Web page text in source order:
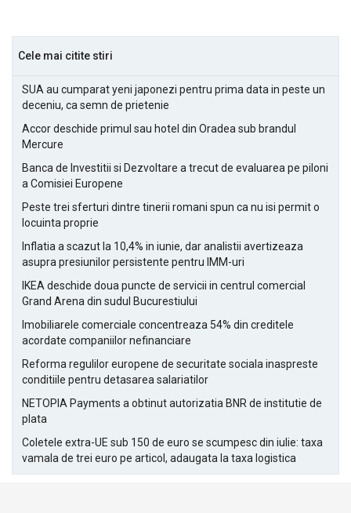
Cele mai citite stiri
SUA au cumparat yeni japonezi pentru prima data in peste un
deceniu, ca semn de prietenie
Accor deschide primul sau hotel din Oradea sub brandul
Mercure
Banca de Investitii si Dezvoltare a trecut de evaluarea pe piloni
a Comisiei Europene
Peste trei sferturi dintre tinerii romani spun ca nu isi permit o
locuinta proprie
Inflatia a scazut la 10,4% in iunie, dar analistii avertizeaza
asupra presiunilor persistente pentru IMM-uri
IKEA deschide doua puncte de servicii in centrul comercial
Grand Arena din sudul Bucurestiului
Imobiliarele comerciale concentreaza 54% din creditele
acordate companiilor nefinanciare
Reforma regulilor europene de securitate sociala inaspreste
conditiile pentru detasarea salariatilor
NETOPIA Payments a obtinut autorizatia BNR de institutie de
plata
Coletele extra-UE sub 150 de euro se scumpesc din iulie: taxa
vamala de trei euro pe articol, adaugata la taxa logistica